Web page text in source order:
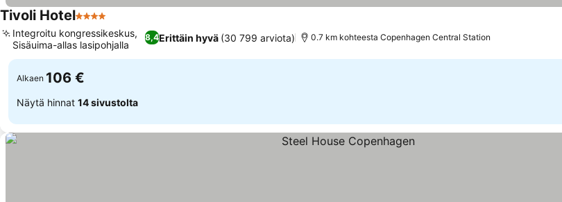
Tivoli Hotel4 Tähtiluokitus
8,4Erittäin hyvä (30 799 arviota)
Integroitu kongressikeskus,
Sisäuima-allas lasipohjalla
0.7 km kohteesta Copenhagen Central Station
Alkaen 106 €
Näytä hinnat 14 sivustolta